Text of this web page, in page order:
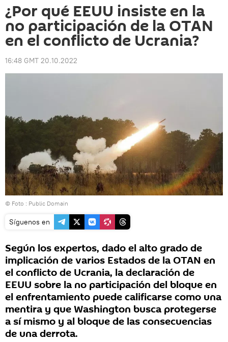
¿Por qué EEUU insiste en la
no participación de la OTAN
en el conflicto de Ucrania?
16:48 GMT 20.10.2022
© Foto : Public Domain
Síguenos en
Según los expertos, dado el alto grado de
implicación de varios Estados de la OTAN en
el conflicto de Ucrania, la declaración de
EEUU sobre la no participación del bloque en
el enfrentamiento puede calificarse como una
mentira y que Washington busca protegerse
a sí mismo y al bloque de las consecuencias
de una derrota.